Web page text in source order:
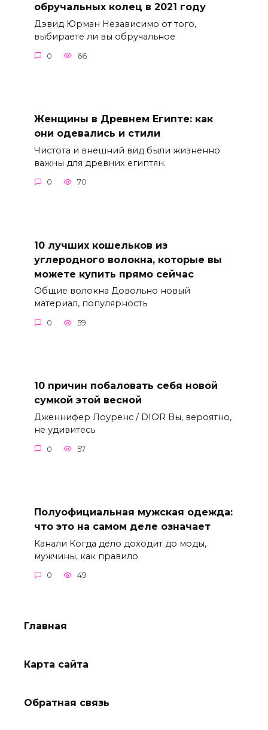
обручальных колец в 2021 году
Дэвид Юрман Независимо от того,
выбираете ли вы обручальное
0 66
Женщины в Древнем Египте: как
они одевались и стили
Чистота и внешний вид были жизненно
важны для древних египтян.
0 70
10 лучших кошельков из
углеродного волокна, которые вы
можете купить прямо сейчас
Общие волокна Довольно новый
материал, популярность
0 59
10 причин побаловать себя новой
сумкой этой весной
Дженнифер Лоуренс / DIOR Вы, вероятно,
не удивитесь
0 57
Полуофициальная мужская одежда:
что это на самом деле означает
Канали Когда дело доходит до моды,
мужчины, как правило
0 49
Главная
Карта сайта
Обратная связь